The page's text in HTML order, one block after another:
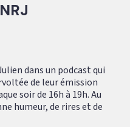
dans un podcast qui
de leur émission
soir de 16h à 19h. Au
humeur, de rires et de